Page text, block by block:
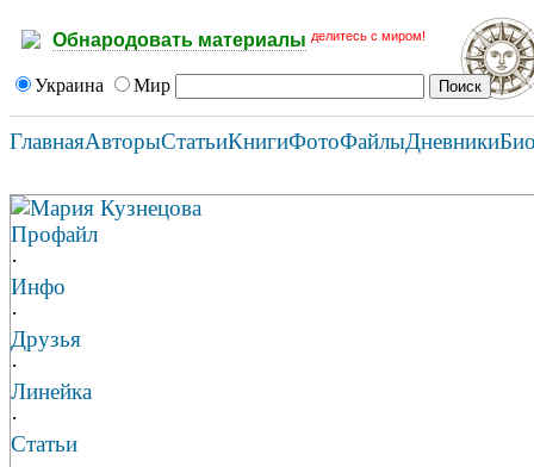
Обнародовать материалы делитесь с миром!
Украина Мир
ГлавнаяАвторыСтатьиКнигиФотоФайлыДневники
Мария Кузнецова
Профайл
·
Инфо
·
Друзья
·
Линейка
·
Статьи